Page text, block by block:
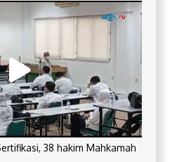
38 hakim Mahkamah